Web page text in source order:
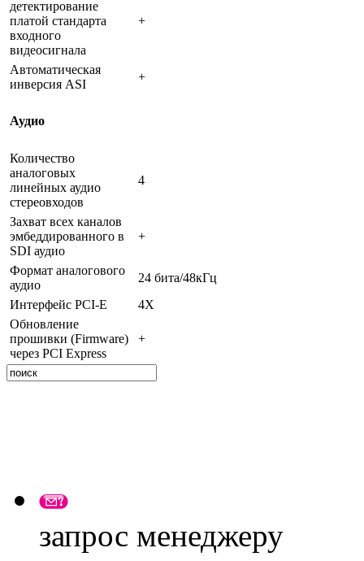
детектирование
платой стандарта
входного
видеосигнала
+
Автоматическая
инверсия ASI
+
Аудио
Количество
аналоговых
линейных аудио
стереовходов
4
Захват всех каналов
эмбеддированного в
SDI аудио
+
Формат аналогового
аудио
24 бита/48кГц
Интерфейс PCI-E
4X
Обновление
прошивки (Firmware)
через PCI Express
+
запрос менеджеру